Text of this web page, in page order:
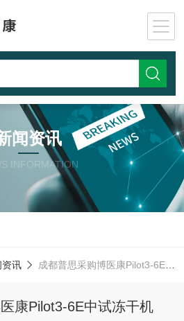
闻资讯
INFORMATION
资讯 成都普思采购博医康Pilot3-6E中试冻干机
康Pilot3-6E中试冻干机